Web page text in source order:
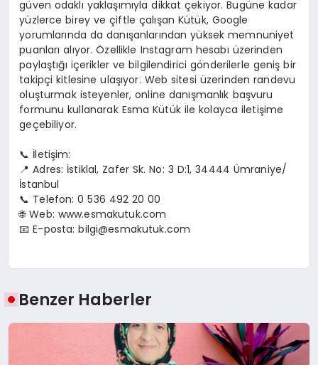
güven odaklı yaklaşımıyla dikkat çekiyor. Bugüne kadar
yüzlerce birey ve çiftle çalışan Kütük, Google
yorumlarında da danışanlarından yüksek memnuniyet
puanları alıyor. Özellikle Instagram hesabı üzerinden
paylaştığı içerikler ve bilgilendirici gönderilerle geniş bir
takipçi kitlesine ulaşıyor. Web sitesi üzerinden randevu
oluşturmak isteyenler, online danışmanlık başvuru
formunu kullanarak Esma Kütük ile kolayca iletişime
geçebiliyor.
📞 İletişim:
📍 Adres: İstiklal, Zafer Sk. No: 3 D:1, 34444 Ümraniye/
İstanbul
📞 Telefon: 0 536 492 20 00
🌐 Web: www.esmakutuk.com
📧 E-posta: bilgi@esmakutuk.com
Benzer Haberler